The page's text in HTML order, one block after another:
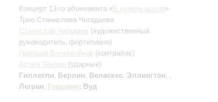
Концерт 13-го абонемента «В легком жанре»
Трио Станислава Чигадаева
Станислав Чигадаев (художественный
руководитель, фортепиано)
Григорий Воскобойник (контрабас)
Артём Теклюк (ударные)
Гиллеспи, Берлин, Веласкес, Эллингтон, ,
Легран, Гершвин; Вуд